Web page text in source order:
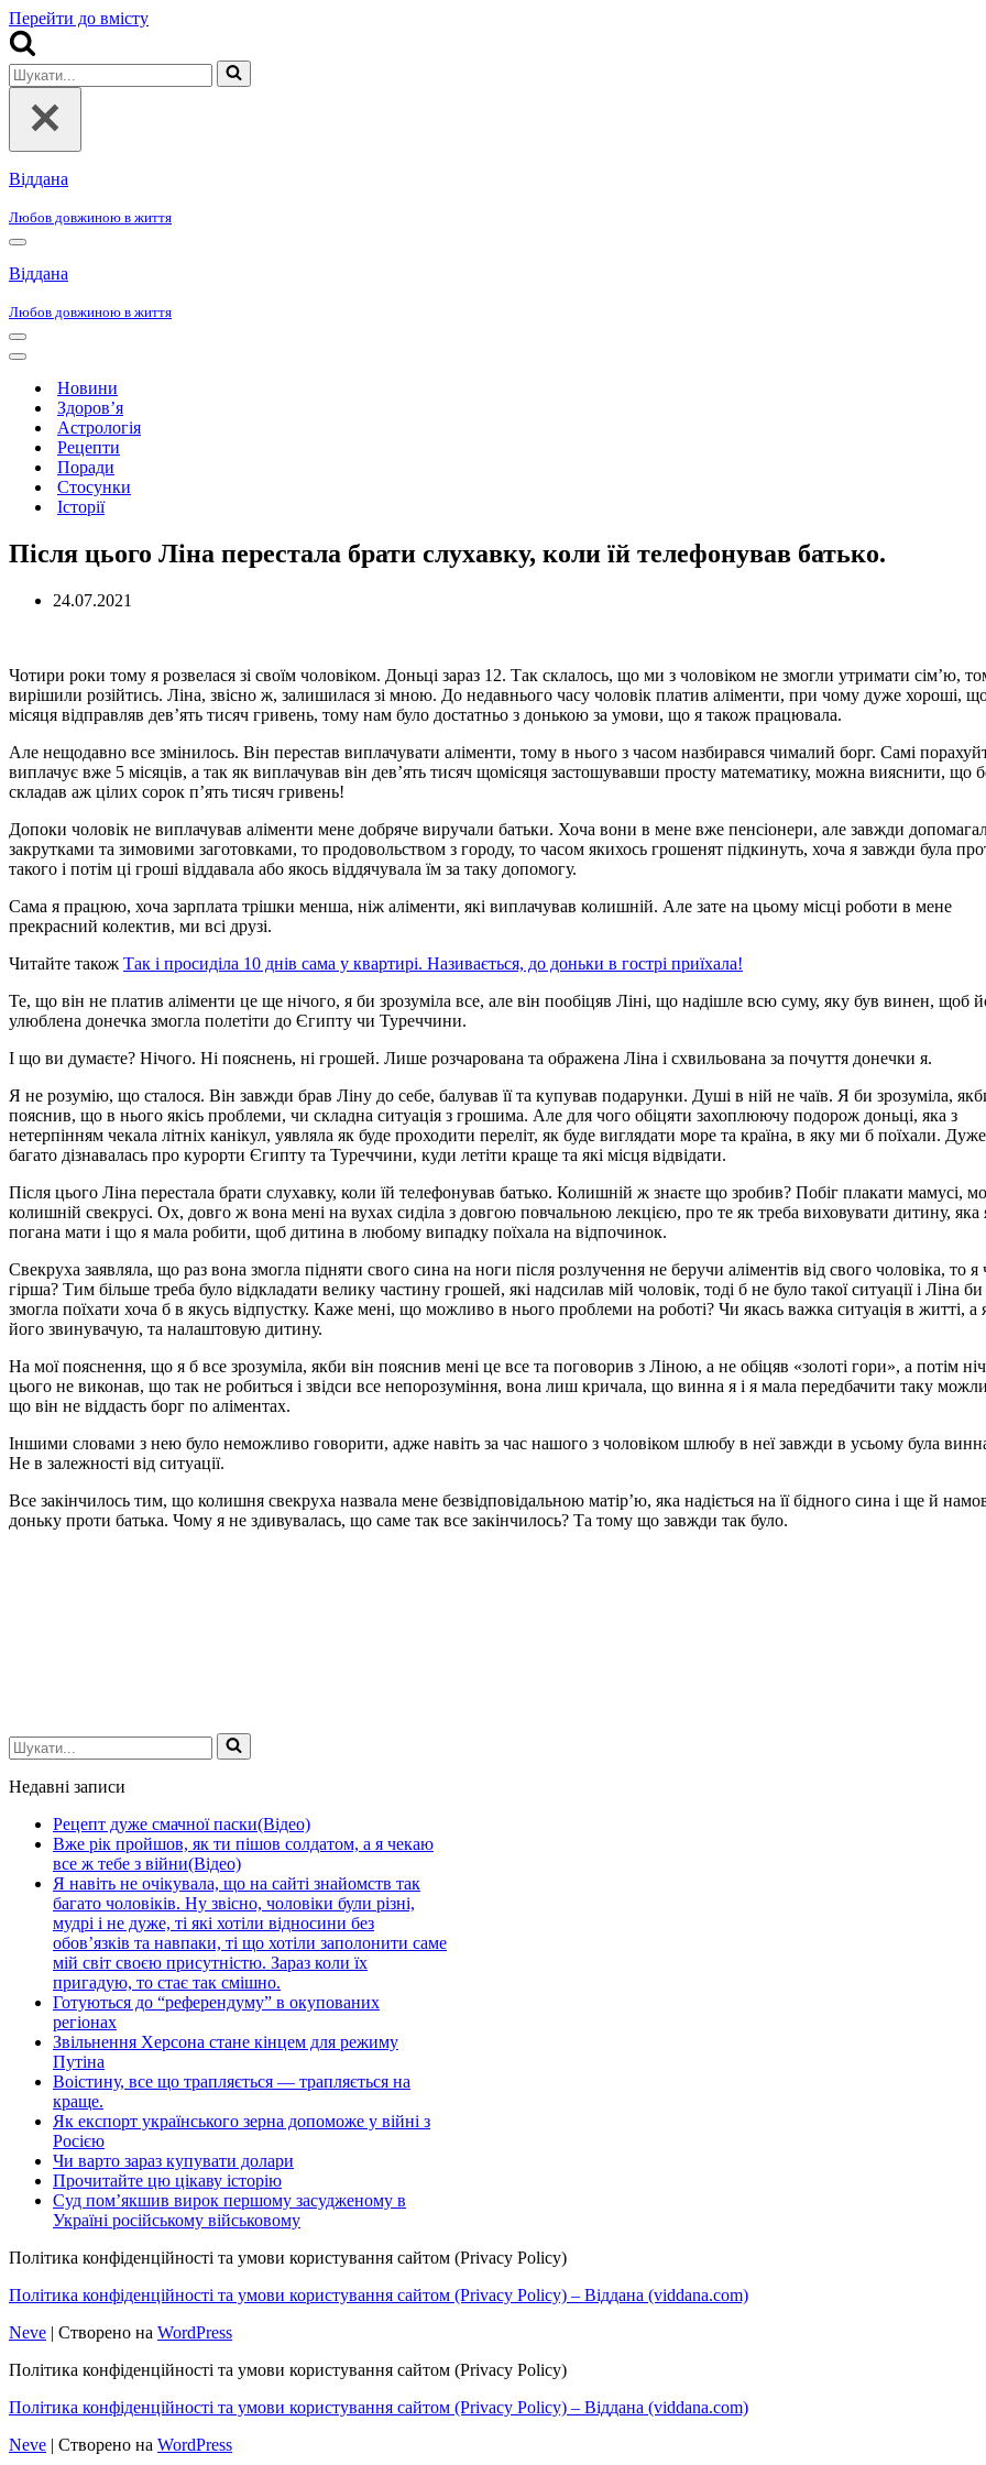
Перейти до вмісту
Шукати...
Віддана
Любов довжиною в життя
Меню
навігації
Віддана
Любов довжиною в життя
Меню
навігації
Меню
навігаціїНовини
Здоров’я
Астрологія
Рецепти
Поради
Стосунки
Історії
Після цього Ліна перестала брати слухавку, коли їй телефонував батько.
24.07.2021
Чотири роки тому я розвелася зі своїм чоловіком. Доньці зараз 12. Так склалось, що ми з чоловіком не змогли утримати сім’ю,
вирішили розійтись. Ліна, звісно ж, залишилася зі мною. До недавнього часу чоловік платив аліменти, при чому дуже хороші,
місяця відправляв дев’ять тисяч гривень, тому нам було достатньо з донькою за умови, що я також працювала.
Але нещодавно все змінилось. Він перестав виплачувати аліменти, тому в нього з часом назбирався чималий борг. Самі
виплачує вже 5 місяців, а так як виплачував він дев’ять тисяч щомісяця застошувавши просту математику, можна вияснити, що
складав аж цілих сорок п’ять тисяч гривень!
Допоки чоловік не виплачував аліменти мене добряче виручали батьки. Хоча вони в мене вже пенсіонери, але завжди
закрутками та зимовими заготовками, то продовольством з городу, то часом якихось грошенят підкинуть, хоча я завжди була
такого і потім ці гроші віддавала або якось віддячувала їм за таку допомогу.
Сама я працюю, хоча зарплата трішки менша, ніж аліменти, які виплачував колишній. Але зате на цьому місці роботи в мене
прекрасний колектив, ми всі друзі.
Читайте також Так і просиділа 10 днів сама у квартирі. Називається, до доньки в гострі приїхала!
Те, що він не платив аліменти це ще нічого, я би зрозуміла все, але він пообіцяв Ліні, що надішле всю суму, яку був винен, щоб
улюблена донечка змогла полетіти до Єгипту чи Туреччини.
І що ви думаєте? Нічого. Ні пояснень, ні грошей. Лише розчарована та ображена Ліна і схвильована за почуття донечки я.
Я не розумію, що сталося. Він завжди брав Ліну до себе, балував її та купував подарунки. Душі в ній не чаїв. Я би зрозуміла,
пояснив, що в нього якісь проблеми, чи складна ситуація з грошима. Але для чого обіцяти захоплюючу подорож доньці, яка з
нетерпінням чекала літніх канікул, уявляла як буде проходити переліт, як буде виглядати море та країна, в яку ми б поїхали. Дуже
багато дізнавалась про курорти Єгипту та Туреччини, куди летіти краще та які місця відвідати.
Після цього Ліна перестала брати слухавку, коли їй телефонував батько. Колишній ж знаєте що зробив? Побіг плакати мамусі,
колишній свекрусі. Ох, довго ж вона мені на вухах сиділа з довгою повчальною лекцією, про те як треба виховувати дитину, яка
погана мати і що я мала робити, щоб дитина в любому випадку поїхала на відпочинок.
Свекруха заявляла, що раз вона змогла підняти свого сина на ноги після розлучення не беручи аліментів від свого чоловіка, то
гірша? Тим більше треба було відкладати велику частину грошей, які надсилав мій чоловік, тоді б не було такої ситуації і Ліна би
змогла поїхати хоча б в якусь відпустку. Каже мені, що можливо в нього проблеми на роботі? Чи якась важка ситуація в житті, а
його звинувачую, та налаштовую дитину.
На мої пояснення, що я б все зрозуміла, якби він пояснив мені це все та поговорив з Ліною, а не обіцяв «золоті гори», а потім
цього не виконав, що так не робиться і звідси все непорозуміння, вона лиш кричала, що винна я і я мала передбачити таку
що він не віддасть борг по аліментах.
Іншими словами з нею було неможливо говорити, адже навіть за час нашого з чоловіком шлюбу в неї завжди в усьому була
Не в залежності від ситуації.
Все закінчилось тим, що колишня свекруха назвала мене безвідповідальною матір’ю, яка надіється на її бідного сина і ще й
доньку проти батька. Чому я не здивувалась, що саме так все закінчилось? Та тому що завжди так було.
Шукати...
Недавні записи
Рецепт дуже смачної паски(Відео)
Вже рік пройшов, як ти пішов солдатом, а я чекаю
все ж тебе з війни(Відео)
Я навіть не очікувала, що на сайті знайомств так
багато чоловіків. Ну звісно, чоловіки були різні,
мудрі і не дуже, ті які хотіли відносини без
обов’язків та навпаки, ті що хотіли заполонити саме
мій світ своєю присутністю. Зараз коли їх
пригадую, то стає так смішно.
Готуються до “референдуму” в окупованих
регіонах
Звільнення Херсона стане кінцем для режиму
Путіна
Воістину, все що трапляється — трапляється на
краще.
Як експорт українського зерна допоможе у війні з
Росією
Чи варто зараз купувати долари
Прочитайте цю цікаву історію
Суд пом’якшив вирок першому засудженому в
Україні російському військовому
Політика конфіденційності та умови користування сайтом (Privacy Policy)
Політика конфіденційності та умови користування сайтом (Privacy Policy) – Віддана (viddana.com)
Neve | Створено на WordPress
Політика конфіденційності та умови користування сайтом (Privacy Policy)
Політика конфіденційності та умови користування сайтом (Privacy Policy) – Віддана (viddana.com)
Neve | Створено на WordPress